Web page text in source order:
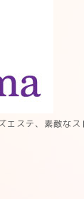
ステ、素敵な